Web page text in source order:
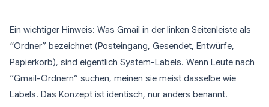
Ein wichtiger Hinweis: Was Gmail in der linken Seitenleiste als
“Ordner” bezeichnet (Posteingang, Gesendet, Entwürfe,
Papierkorb), sind eigentlich System-Labels. Wenn Leute nach
“Gmail-Ordnern” suchen, meinen sie meist dasselbe wie
Labels. Das Konzept ist identisch, nur anders benannt.